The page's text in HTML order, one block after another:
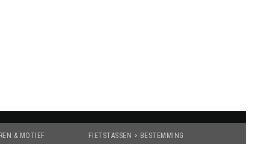
& MOTIEF FIETSTASSEN > BESTEMMING